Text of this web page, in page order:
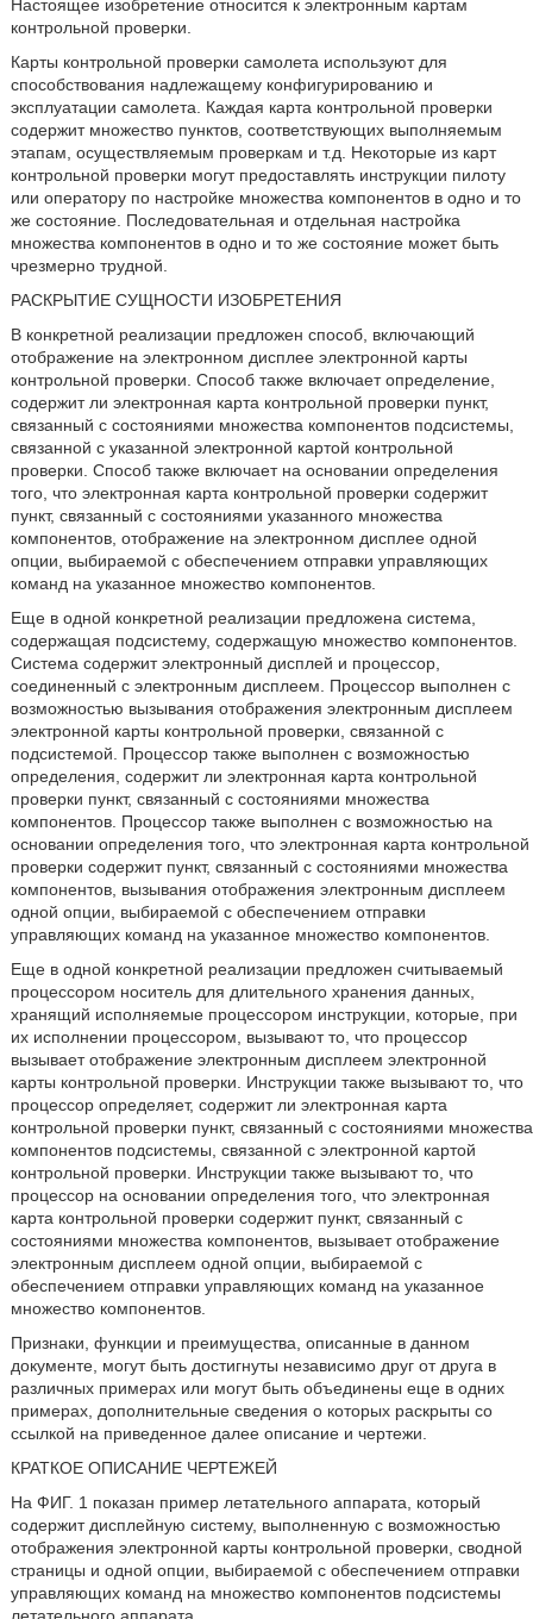
Настоящее изобретение относится к электронным картам
контрольной проверки.
Карты контрольной проверки самолета используют для
способствования надлежащему конфигурированию и
эксплуатации самолета. Каждая карта контрольной проверки
содержит множество пунктов, соответствующих выполняемым
этапам, осуществляемым проверкам и т.д. Некоторые из карт
контрольной проверки могут предоставлять инструкции пилоту
или оператору по настройке множества компонентов в одно и то
же состояние. Последовательная и отдельная настройка
множества компонентов в одно и то же состояние может быть
чрезмерно трудной.
РАСКРЫТИЕ СУЩНОСТИ ИЗОБРЕТЕНИЯ
В конкретной реализации предложен способ, включающий
отображение на электронном дисплее электронной карты
контрольной проверки. Способ также включает определение,
содержит ли электронная карта контрольной проверки пункт,
связанный с состояниями множества компонентов подсистемы,
связанной с указанной электронной картой контрольной
проверки. Способ также включает на основании определения
того, что электронная карта контрольной проверки содержит
пункт, связанный с состояниями указанного множества
компонентов, отображение на электронном дисплее одной
опции, выбираемой с обеспечением отправки управляющих
команд на указанное множество компонентов.
Еще в одной конкретной реализации предложена система,
содержащая подсистему, содержащую множество компонентов.
Система содержит электронный дисплей и процессор,
соединенный с электронным дисплеем. Процессор выполнен с
возможностью вызывания отображения электронным дисплеем
электронной карты контрольной проверки, связанной с
подсистемой. Процессор также выполнен с возможностью
определения, содержит ли электронная карта контрольной
проверки пункт, связанный с состояниями множества
компонентов. Процессор также выполнен с возможностью на
основании определения того, что электронная карта контрольной
проверки содержит пункт, связанный с состояниями множества
компонентов, вызывания отображения электронным дисплеем
одной опции, выбираемой с обеспечением отправки
управляющих команд на указанное множество компонентов.
Еще в одной конкретной реализации предложен считываемый
процессором носитель для длительного хранения данных,
хранящий исполняемые процессором инструкции, которые, при
их исполнении процессором, вызывают то, что процессор
вызывает отображение электронным дисплеем электронной
карты контрольной проверки. Инструкции также вызывают то, что
процессор определяет, содержит ли электронная карта
контрольной проверки пункт, связанный с состояниями множества
компонентов подсистемы, связанной с электронной картой
контрольной проверки. Инструкции также вызывают то, что
процессор на основании определения того, что электронная
карта контрольной проверки содержит пункт, связанный с
состояниями множества компонентов, вызывает отображение
электронным дисплеем одной опции, выбираемой с
обеспечением отправки управляющих команд на указанное
множество компонентов.
Признаки, функции и преимущества, описанные в данном
документе, могут быть достигнуты независимо друг от друга в
различных примерах или могут быть объединены еще в одних
примерах, дополнительные сведения о которых раскрыты со
ссылкой на приведенное далее описание и чертежи.
КРАТКОЕ ОПИСАНИЕ ЧЕРТЕЖЕЙ
На ФИГ. 1 показан пример летательного аппарата, который
содержит дисплейную систему, выполненную с возможностью
отображения электронной карты контрольной проверки, сводной
страницы и одной опции, выбираемой с обеспечением отправки
управляющих команд на множество компонентов подсистемы